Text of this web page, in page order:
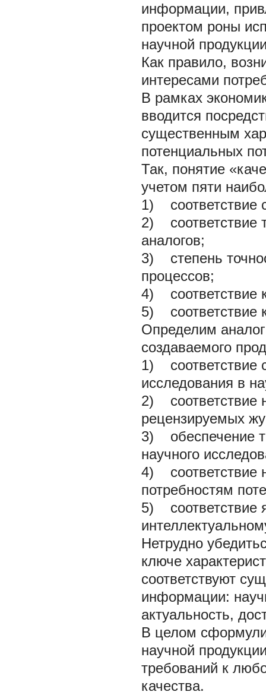
информации,
проектом роны
научной
Как правило,
интересами
В рамках
вводится
существенным
потенциальных
Так, понятие
учетом пяти
1) соответствие
2) соответствие
аналогов;
3) степень
процессов;
4) соответствие
5) соответствие
Определим
создаваемого
1) соответствие
исследования в
2) соответствие
рецензируемых
3) обеспечение
научного
4) соответствие
потребностям
5) соответствие
Нетрудно
ключе
соответствуют
информации:
актуальность,
В целом
научной
требований к
качества.